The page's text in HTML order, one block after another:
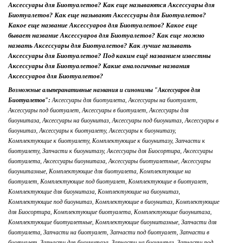
Аксессуары для Биотуалетов? Как еще называются Аксессуары для
Биотуалетов? Как еще называют Аксессуары для Биотуалетов?
Какое еще название Аксессуаров для Биотуалетов? Какое еще
бывает название Аксессуаров для Биотуалетов? Как еще можно
назвать Аксессуары для Биотуалетов? Как лучше называть
Аксессуары для Биотуалетов? Под каким ещё названием известны
Аксессуары для Биотуалетов? Какие аналогичные названия
Аксессуаров для Биотуалетов?
Возможные альтеранативные названия и синонимы "Аксессуаров для
Биотуалетов":Аксессуары для биотуалета, Аксессуары на биотуалет, Аксессуары под биотуалет, Аксессуары в биотуалет, Аксессуары для биоунитаза, Аксессуары на биоунитаз, Аксессуары под биоунитаз, Аксессуары в биоунитаз, Аксессуары к биотуалету, Аксессуары к биоунитазу, Комплектующие к биотуалету, Комплектующие к биоунитазу, Запчасти к биотуалету, Запчасти к биоунитазу, Аксессуары для Биосортира, Аксессуары биотуалета, Аксессуары биоунитаза, Аксессуары биотуалетные, Аксессуары биоунитазные, Комплектующие для биотуалета, Комплектующие на биотуалет, Комплектующие под биотуалет, Комплектующие в биотуалет, Комплектующие для биоунитаза, Комплектующие на биоунитаз, Комплектующие под биоунитаз, Комплектующие в биоунитаз, Комплектующие для Биосортира, Комплектующие биотуалета, Комплектующие биоунитаза, Комплектующие биотуалетные, Комплектующие биоунитазные, Запчасти для биотуалета, Запчасти на биотуалет, Запчасти под биотуалет, Запчасти в биотуалет, Запчасти для биоунитаза, Запчасти на биоунитаз, Запчасти под биоунитаз, Запчасти в биоунитаз, Запчасти для Биосортира, Запчасти биотуалета, Запчасти биоунитаза, Запчасти биотуалетные, Запчасти биоунитазные, Аксессуары для биотуалета Avial, Аксессуары на биотуалет Avial, Аксессуары под биотуалет Avial, Аксессуары в биотуалет Avial, Аксессуары к биотуалету Avial, Аксессуары для биоунитаза Avial, Аксессуары на биоунитаз Avial, Аксессуары под биоунитаз Avial, Аксессуары в биоунитаз Avial, Аксессуары к биоунитазу Avial, Комплектующие для биотуалета Avial, Комплектующие на биотуалет Avial, Комплектующие под биотуалет Avial, Комплектующие в биотуалет Avial, Комплектующие к биотуалету Avial, Комплектующие для биоунитаза Avial, Комплектующие на биоунитаз Avial, Комплектующие под биоунитаз Avial, Комплектующие в биоунитаз Avial, Комплектующие к биоунитазу Avial, Запчасти для биотуалета Avial, Запчасти на биотуалет Avial, Запчасти под биотуалет Avial, Запчасти в биотуалет Avial, Запчасти к биотуалету Avial, Запчасти для биоунитаза Avial, Запчасти на биоунитаз Avial, Запчасти под биоунитаз Avial, Запчасти в биоунитаз Avial, Запчасти к биоунитазу Avial, Аксессуары для биотуалета Авиаль, Аксессуары на биотуалет Авиаль, Аксессуары под биотуалет Авиаль, Аксессуары в биотуалет Авиаль, Аксессуары к биотуалету Авиаль, Аксессуары для биоунитаза Авиаль, Аксессуары на биоунитаз Авиаль, Аксессуары под биоунитаз Авиаль, Аксессуары в биоунитаз Авиаль, Аксессуары к биоунитазу Авиаль, Комплектующие для биотуалета Авиаль, Комплектующие на биотуалет Авиаль, Комплектующие под биотуалет Авиаль, Комплектующие в биотуалет Авиаль, Комплектующие к биотуалету Авиаль, Комплектующие для биоунитаза Авиаль, Комплектующие на биоунитаз Авиаль, Комплектующие под биоунитаз Авиаль, Комплектующие в биоунитаз Авиаль, Комплектующие к биоунитазу Авиаль, Запчасти для биотуалета Авиаль, Запчасти на биотуалет Авиаль, Запчасти под биотуалет Авиаль, Запчасти в биотуалет Авиаль, Запчасти к биотуалету Авиаль, Запчасти для биоунитаза Авиаль, Запчасти на биоунитаз Авиаль, Запчасти под биоунитаз Авиаль, Запчасти в биоунитаз Авиаль, Запчасти к биоунитазу Авиаль, Аксессуары для биотуалета Thetford, Аксессуары на биотуалет Thetford, Аксессуары под биотуалет Thetford, Аксессуары в биотуалет Thetford, Аксессуары к биотуалету Thetford, Аксессуары для биоунитаза Thetford, Аксессуары на биоунитаз Thetford, Аксессуары под биоунитаз Thetford, Аксессуары в биоунитаз Thetford, Аксессуары к биоунитазу Thetford, Комплектующие для биотуалета Thetford, Комплектующие на биотуалет Thetford, Комплектующие под биотуалет Thetford, Комплектующие в биотуалет Thetford, Комплектующие к биотуалету Thetford, Комплектующие для биоунитаза Thetford, Комплектующие на биоунитаз Thetford, Комплектующие под биоунитаз Thetford, Комплектующие в биоунитаз Thetford, Комплектующие к биоунитазу Thetford, Запчасти для биотуалета Thetford, Запчасти на биотуалет Thetford, Запчасти под биотуалет Thetford, Запчасти в биотуалет Thetford, Запчасти к биотуалету Thetford, Запчасти для биоунитаза Thetford, Запчасти на биоунитаз Thetford, Запчасти под биоунитаз Thetford, Запчасти в биоунитаз Thetford, Запчасти к биоунитазу Thetford, Аксессуары для биотуалета Зетфорд, Аксессуары на биотуалет Зетфорд, Аксессуары под биотуалет Зетфорд, Аксессуары в биотуалет Зетфорд, Аксессуары к биотуалету Зетфорд, Аксессуары для биоунитаза Зетфорд, Аксессуары на биоунитаз Зетфорд, Аксессуары под биоунитаз Зетфорд, Аксессуары в биоунитаз Зетфорд, Аксессуары к биоунитазу Зетфорд, Комплектующие для биотуалета Зетфорд, Комплектующие на биотуалет Зетфорд, Комплектующие под биотуалет Зетфорд, Комплектующие в биотуалет Зетфорд, Комплектующие к биотуалету Зетфорд, Комплектующие для биоунитаза Зетфорд, Комплектующие на биоунитаз Зетфорд, Комплектующие под биоунитаз Зетфорд, Комплектующие в биоунитаз Зетфорд, Комплектующие к биоунитазу Зетфорд, Запчасти для биотуалета Зетфорд, Запчасти на биотуалет Зетфорд, Запчасти под биотуалет Зетфорд, Запчасти в биотуалет Зетфорд, Запчасти к биотуалету Зетфорд, Запчасти для биоунитаза Зетфорд, Запчасти на биоунитаз Зетфорд, Запчасти под биоунитаз Зетфорд, Запчасти в биоунитаз Зетфорд, Запчасти к биоунитазу Зетфорд, Аксессуары для биотуалета Time Eco, Аксессуары на биотуалет Time Eco, Аксессуары под биотуалет Time Eco, Аксессуары в биотуалет Time Eco, Аксессуары к биотуалету Time Eco, Аксессуары для биоунитаза Time Eco, Аксессуары на биоунитаз Time Eco, Аксессуары под биоунитаз Time Eco, Аксессуары в биоунитаз Time Eco, Аксессуары к биоунитазу Time Eco, Комплектующие для биотуалета Time Eco, Комплектующие на биотуалет Time Eco, Комплектующие под биотуалет Time Eco, Комплектующие в биотуалет Time Eco, Комплектующие к биотуалету Time Eco, Комплектующие для биоунитаза Time Eco, Комплектующие на биоунитаз Time Eco, Комплектующие под биоунитаз Time Eco, Комплектующие в биоунитаз Time Eco, Комплектующие к биоунитазу Time Eco, Запчасти для биотуалета Time Eco, Запчасти на биотуалет Time Eco, Запчасти под биотуалет Time Eco, Запчасти в биотуалет Time Eco, Запчасти к биотуалету Time Eco, Запчасти для биоунитаза Time Eco, Запчасти на биоунитаз Time Eco, Запчасти под биоунитаз Time Eco, Запчасти в биоунитаз Time Eco, Запчасти к биоунитазу Time Eco, Аксессуары для биотуалета Тайм Эко, Аксессуары на биотуалет Тайм Эко, Аксессуары под биотуалет Тайм Эко, Аксессуары в биотуалет Тайм Эко, Аксессуары к биотуалету Тайм Эко, Аксессуары для биоунитаза Тайм Эко, Аксессуары на биоунитаз Тайм Эко, Аксессуары под биоунитаз Тайм Эко, Аксессуары в биоунитаз Тайм Эко, Аксессуары к биоунитазу Тайм Эко, Комплектующие для биотуалета Тайм Эко, Комплектующие на биотуалет Тайм Эко, Комплектующие под биотуалет Тайм Эко, Комплектующие в биотуалет Тайм Эко, Комплектующие к биотуалету Тайм Эко, Комплектующие для биоунитаза Тайм Эко, Комплектующие на биоунитаз Тайм Эко, Комплектующие под биоунитаз Тайм Эко, Комплектующие в биоунитаз Тайм Эко, Комплектующие к биоунитазу Тайм Эко, Запчасти для биотуалета Тайм Эко, Запчасти на биотуалет Тайм Эко, Запчасти под биотуалет Тайм Эко, Запчасти в биотуалет Тайм Эко, Запчасти к биотуалету Тайм Эко, Запчасти для биоунитаза Тайм Эко, Запчасти на биоунитаз Тайм Эко, Запчасти под биоунитаз Тайм Эко, Запчасти в биоунитаз Тайм Эко, Запчасти к биоунитазу Тайм Эко, Аксессуары для биотуалета Time-Eco, Аксессуары на биотуалет Time-Eco, Аксессуары под биотуалет Time-Eco, Аксессуары в биотуалет Time-Eco, Аксессуары к биотуалету Time-Eco, Комплектующие для биотуалета Time-Eco, Комплектующие на биотуалет Time-Eco, Комплектующие под биотуалет Time-Eco, Комплектующие в биотуалет Time-Eco, Комплектующие к биотуалету Time-Eco, Запчасти для биотуалета Time-Eco, Запчасти на биотуалет Time-Eco, Запчасти под биотуалет Time-Eco, Запчасти в биотуалет Time-Eco, Запчасти к биотуалету Time-Eco, Аксессуары для биотуалета Enders, Аксессуары на биотуалет Enders, Аксессуары под биотуалет Enders, Аксессуары в биотуалет Enders, Аксессуары к биотуалету Enders, Аксессуары для биоунитаза Enders, Аксессуары на биоунитаз Enders, Аксессуары под биоунитаз Enders, Аксессуары в биоунитаз Enders, Аксессуары к биоунитазу Enders, Комплектующие для биотуалета Enders, Комплектующие на биотуалет Enders, Комплектующие под биотуалет Enders, Комплектующие в биотуалет Enders, Комплектующие к биотуалету Enders, Комплектующие для биоунитаза Enders, Комплектующие на биоунитаз Enders, Комплектующие под биоунитаз Enders, Комплектующие в биоунитаз Enders, Комплектующие к биоунитазу Enders, Запчасти для биотуалета Enders, Запчасти на биотуалет Enders, Запчасти под биотуалет Enders, Запчасти в биотуалет Enders, Запчасти к биотуалету Enders, Запчасти для биоунитаза Enders, Запчасти на биоунитаз Enders, Запчасти под биоунитаз Enders, Запчасти в биоунитаз Enders, Запчасти к биоунитазу Enders, Аксессуары для биотуалета Эндерс, Аксессуары на биотуалет Эндерс, Аксессуары под биотуалет Эндерс, Аксессуары в биотуалет Эндерс, Аксессуары к биотуалету Эндерс, Аксессуары для биоунитаза Эндерс, Аксессуары на биоунитаз Эндерс, Аксессуары под биоунитаз Эндерс, Аксессуары в биоунитаз Эндерс, Аксессуары к биоунитазу Эндерс, Комплектующие для биотуалета Эндерс, Комплектующие на биотуалет Эндерс, Комплектующие под биотуалет Эндерс, Комплектующие в биотуалет Эндерс, Комплектующие к биотуалету Эндерс, Комплектующие для биоунитаза Эндерс, Комплектующие на биоунитаз Эндерс, Комплектующие под биоунитаз Эндерс, Комплектующие в биоунитаз Эндерс, Комплектующие к биоунитазу Эндерс, Запчасти для биотуалета Эндерс, Запчасти на биотуалет Эндерс, Запчасти под биотуалет Эндерс, Запчасти в биотуалет Эндерс, Запчасти к биотуалету Эндерс, Запчасти для биоунитаза Эндерс, Запчасти на биоунитаз Эндерс, Запчасти под биоунитаз Эндерс, Запчасти в биоунитаз Эндерс, Запчасти к биоунитазу Эндерс, Аксессуары для биотуалета Авеаль, Аксессуары на биотуалет Авеаль, Аксессуары под биотуалет Авеаль, Аксессуары в биотуалет Авеаль, Аксессуары к биотуалету Авеаль, Комплектующие для биотуалета Авеаль, Комплектующие на биотуалет Авеаль, Комплектующие под биотуалет Авеаль, Комплектующие в биотуалет